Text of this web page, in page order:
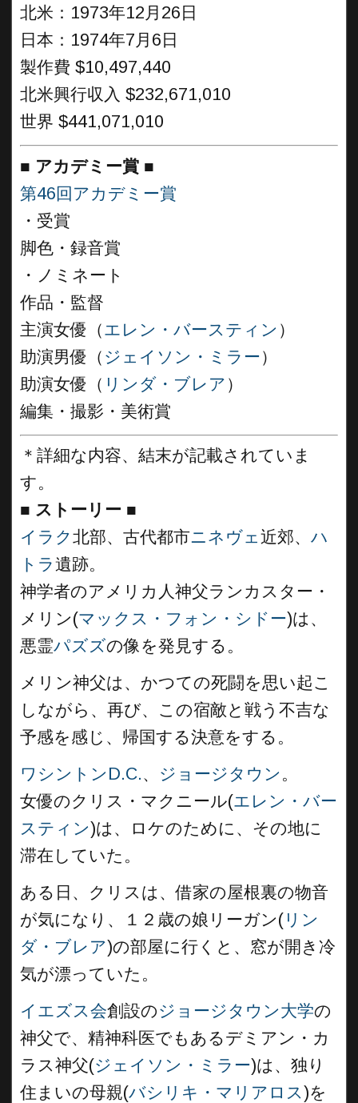
北米：1973年12月26日
日本：1974年7月6日
製作費 $10,497,440
北米興行収入 $232,671,010
世界 $441,071,010
■ アカデミー賞 ■
第46回アカデミー賞
・受賞
脚色・録音賞
・ノミネート
作品・監督
主演女優（エレン・バースティン ）
助演男優（ ジェイソン・ミラー）
助演女優（ リンダ・ブレア ）
編集・撮影・美術賞
＊詳細な内容、結末が記載されていま
す。
■ ストーリー ■
イラク北部、古代都市ニネヴェ近郊、 ハ
トラ遺跡。
神学者のアメリカ人神父ランカスター・
メリン(マックス・フォン・シドー)は、
悪霊パズズの像を発見する。
メリン神父は、かつての死闘を思い起こ
しながら、再び、この宿敵と戦う不吉な
予感を感じ、帰国する決意をする。
ワシントンD.C.、 ジョージタウン 。
女優のクリス・マクニール(エレン・バー
スティン)は、ロケのために、その地に
滞在していた。
ある日、クリスは、借家の屋根裏の物音
が気になり、１２歳の娘リーガン( リン
ダ・ブレア)の部屋に行くと、窓が開き冷
気が漂っていた。
イエズス会創設のジョージタウン大学の
神父で、精神科医でもあるデミアン・カ
ラス神父(ジェイソン・ミラー)は、独り
住まいの母親(バシリキ・マリアロス)を